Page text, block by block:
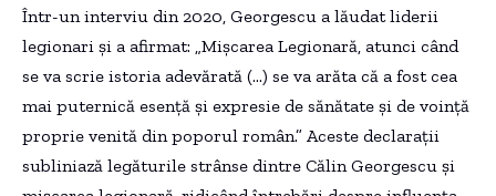
Într-un interviu din 2020, Georgescu a lăudat liderii
legionari și a afirmat: „Mișcarea Legionară, atunci când
se va scrie istoria adevărată (…) se va arăta că a fost cea
mai puternică esență și expresie de sănătate și de voință
proprie venită din poporul român.” Aceste declarații
subliniază legăturile strânse dintre Călin Georgescu și